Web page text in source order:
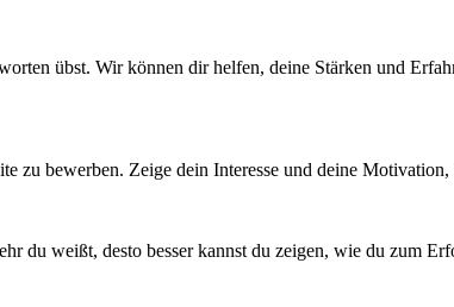
übst. Wir können dir helfen, deine Stärken und
zu bewerben. Zeige dein Interesse und deine
du weißt, desto besser kannst du zeigen, wie du zum